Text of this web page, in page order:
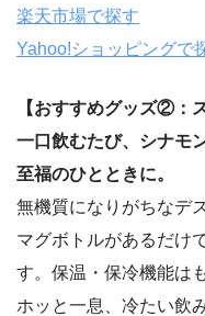
楽天市場で探す
Yahoo!ショッピングで
【おすすめグッズ②：
一口飲むたび、シナモ
至福のひとときに。
無機質になりがちなデ
マグボトルがあるだけ
す。保温・保冷機能は
ホッと一息、冷たい飲